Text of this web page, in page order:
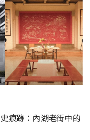
痕跡：內湖老街中的